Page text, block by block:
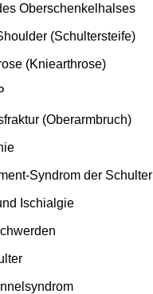
Oberschenkelhalses
(Schultersteife)
(Kniearthrose)
(Oberarmbruch)
Syndrom der Schulter
Ischialgie